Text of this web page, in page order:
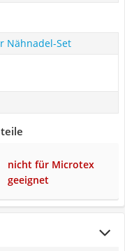
Nähnadel-Set
nicht für Microtex
geeignet